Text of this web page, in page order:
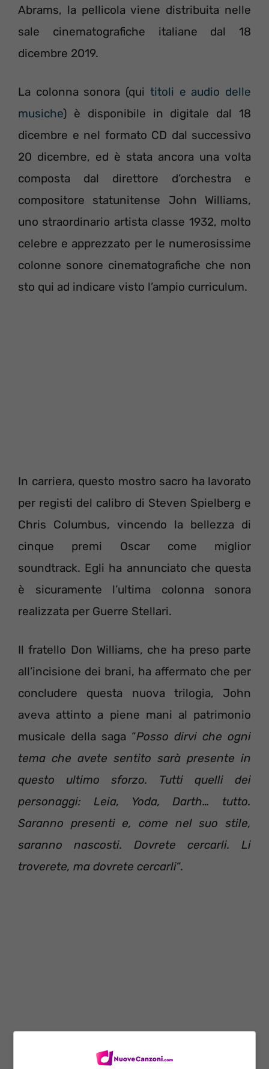
Abrams, la pellicola viene distribuita nelle
sale cinematografiche italiane dal 18
dicembre 2019.
La colonna sonora (qui titoli e audio delle
musiche) è disponibile in digitale dal 18
dicembre e nel formato CD dal successivo
20 dicembre, ed è stata ancora una volta
composta dal direttore d’orchestra e
compositore statunitense John Williams,
uno straordinario artista classe 1932, molto
celebre e apprezzato per le numerosissime
colonne sonore cinematografiche che non
sto qui ad indicare visto l’ampio curriculum.
In carriera, questo mostro sacro ha lavorato
per registi del calibro di Steven Spielberg e
Chris Columbus, vincendo la bellezza di
cinque premi Oscar come miglior
soundtrack. Egli ha annunciato che questa
è sicuramente l’ultima colonna sonora
realizzata per Guerre Stellari.
Il fratello Don Williams, che ha preso parte
all’incisione dei brani, ha affermato che per
concludere questa nuova trilogia, John
aveva attinto a piene mani al patrimonio
musicale della saga “Posso dirvi che ogni
tema che avete sentito sarà presente in
questo ultimo sforzo. Tutti quelli dei
personaggi: Leia, Yoda, Darth… tutto.
Saranno presenti e, come nel suo stile,
saranno nascosti. Dovrete cercarli. Li
troverete, ma dovrete cercarli“.